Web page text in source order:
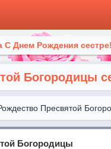
С Днем Рождения сестре!
Богородицы
Пресвятой
Богородицы